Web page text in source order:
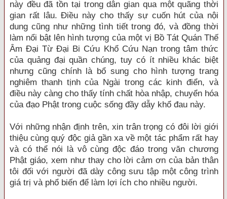
này đều đã tồn tại trong dân gian qua một quãng thời
gian rất lâu. Điều này cho thấy sự cuốn hút của nội
dung cũng như những tình tiết trong đó, và đồng thời
làm nổi bật lên hình tượng của một vị Bồ Tát Quán Thế
Âm Đại Từ Đại Bi Cứu Khổ Cứu Nạn trong tâm thức
của quảng đại quần chúng, tuy có ít nhiều khác biệt
nhưng cũng chính là bổ sung cho hình tượng trang
nghiêm thanh tịnh của Ngài trong các kinh điển, và
điều này càng cho thấy tính chất hòa nhập, chuyển hóa
của đạo Phật trong cuộc sống đầy dẫy khổ đau này.
Với những nhận định trên, xin trân trọng có đôi lời giới
thiệu cùng quý độc giả gần xa về một tác phẩm rất hay
và có thể nói là vô cùng độc đáo trong văn chương
Phật giáo, xem như thay cho lời cảm ơn của bản thân
tôi đối với người đã dày công sưu tập một công trình
giá trị và phổ biến để làm lợi ích cho nhiều người.